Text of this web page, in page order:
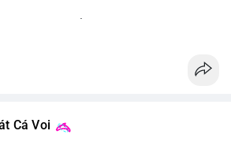
Cá Voi